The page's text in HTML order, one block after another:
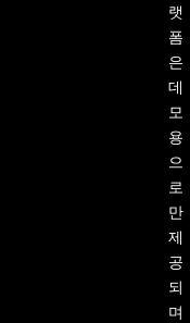
랫
폼
은
데
모
용
으
로
만
제
공
되
며